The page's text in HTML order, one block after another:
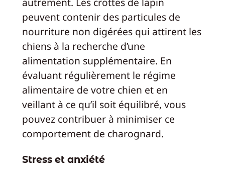
peuvent contenir des particules de
nourriture non digérées qui attirent les
chiens à la recherche d’une
alimentation supplémentaire. En
évaluant régulièrement le régime
alimentaire de votre chien et en
veillant à ce qu’il soit équilibré, vous
pouvez contribuer à minimiser ce
comportement de charognard.
Stress et anxiété